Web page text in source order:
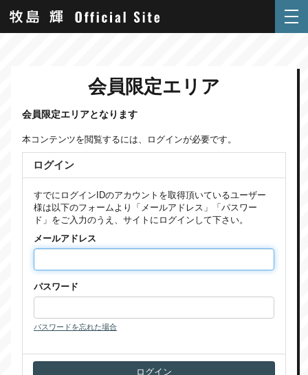
会員限定エリア
会員限定エリアとなります
本コンテンツを閲覧するには、ログインが必要です。
ログイン
すでにログインIDのアカウントを取得頂いているユーザー
様は以下のフォームより「メールアドレス」「パスワー
ド」をご入力のうえ、サイトにログインして下さい。
メールアドレス
パスワード
パスワードを忘れた場合